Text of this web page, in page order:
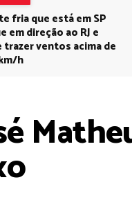
fria que está em SP
em direção ao RJ e
trazer ventos acima de
h